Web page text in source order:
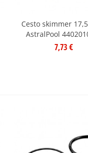
Cesto skimmer
AstralPool
7,73 €